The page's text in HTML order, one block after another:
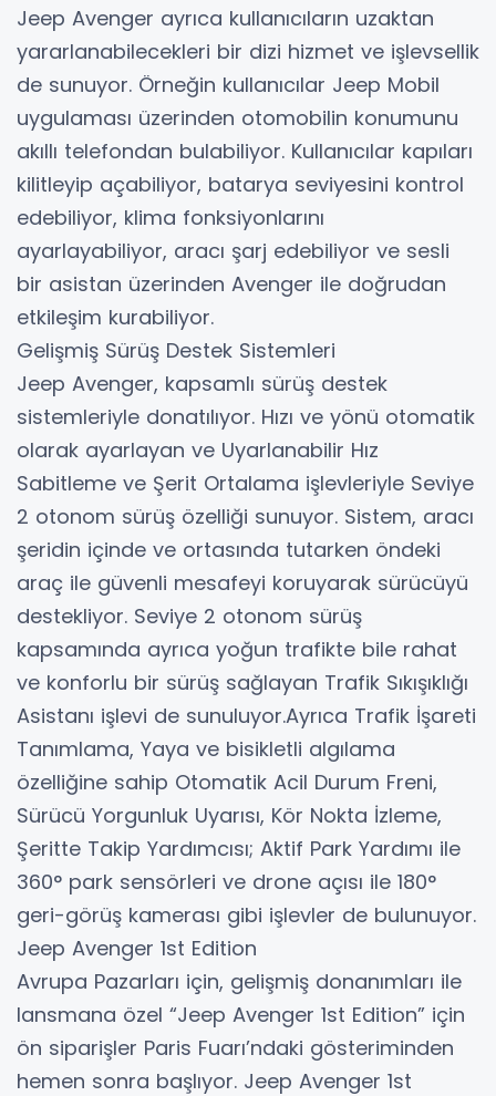
Jeep Avenger ayrıca kullanıcıların uzaktan
yararlanabilecekleri bir dizi hizmet ve işlevsellik
de sunuyor. Örneğin kullanıcılar Jeep Mobil
uygulaması üzerinden otomobilin konumunu
akıllı telefondan bulabiliyor. Kullanıcılar kapıları
kilitleyip açabiliyor, batarya seviyesini kontrol
edebiliyor, klima fonksiyonlarını
ayarlayabiliyor, aracı şarj edebiliyor ve sesli
bir asistan üzerinden Avenger ile doğrudan
etkileşim kurabiliyor.
Gelişmiş Sürüş Destek Sistemleri
Jeep Avenger, kapsamlı sürüş destek
sistemleriyle donatılıyor. Hızı ve yönü otomatik
olarak ayarlayan ve Uyarlanabilir Hız
Sabitleme ve Şerit Ortalama işlevleriyle Seviye
2 otonom sürüş özelliği sunuyor. Sistem, aracı
şeridin içinde ve ortasında tutarken öndeki
araç ile güvenli mesafeyi koruyarak sürücüyü
destekliyor. Seviye 2 otonom sürüş
kapsamında ayrıca yoğun trafikte bile rahat
ve konforlu bir sürüş sağlayan Trafik Sıkışıklığı
Asistanı işlevi de sunuluyor.Ayrıca Trafik İşareti
Tanımlama, Yaya ve bisikletli algılama
özelliğine sahip Otomatik Acil Durum Freni,
Sürücü Yorgunluk Uyarısı, Kör Nokta İzleme,
Şeritte Takip Yardımcısı; Aktif Park Yardımı ile
360° park sensörleri ve drone açısı ile 180°
geri-görüş kamerası gibi işlevler de bulunuyor.
Jeep Avenger 1st Edition
Avrupa Pazarları için, gelişmiş donanımları ile
lansmana özel “Jeep Avenger 1st Edition” için
ön siparişler Paris Fuarı’ndaki gösteriminden
hemen sonra başlıyor. Jeep Avenger 1st